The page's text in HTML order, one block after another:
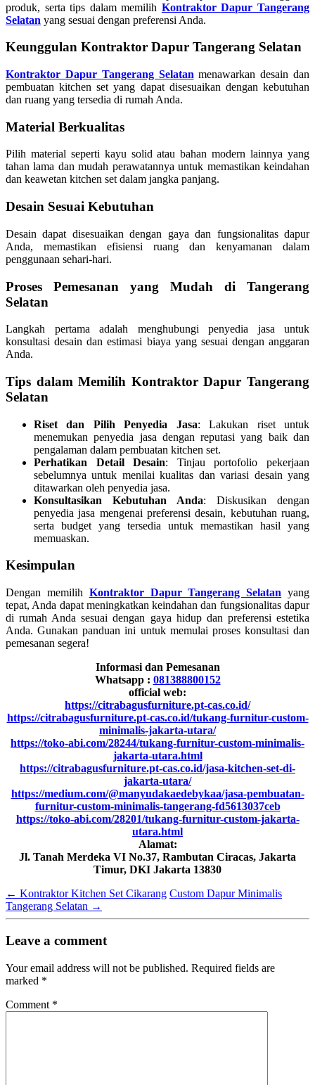
produk, serta tips dalam memilih Kontraktor Dapur Tangerang
Selatan yang sesuai dengan preferensi Anda.
Keunggulan Kontraktor Dapur Tangerang Selatan
Kontraktor Dapur Tangerang Selatan menawarkan desain dan
pembuatan kitchen set yang dapat disesuaikan dengan kebutuhan
dan ruang yang tersedia di rumah Anda.
Material Berkualitas
Pilih material seperti kayu solid atau bahan modern lainnya yang
tahan lama dan mudah perawatannya untuk memastikan keindahan
dan keawetan kitchen set dalam jangka panjang.
Desain Sesuai Kebutuhan
Desain dapat disesuaikan dengan gaya dan fungsionalitas dapur
Anda, memastikan efisiensi ruang dan kenyamanan dalam
penggunaan sehari-hari.
Proses Pemesanan yang Mudah di Tangerang
Selatan
Langkah pertama adalah menghubungi penyedia jasa untuk
konsultasi desain dan estimasi biaya yang sesuai dengan anggaran
Anda.
Tips dalam Memilih Kontraktor Dapur Tangerang
Selatan
Riset dan Pilih Penyedia Jasa: Lakukan riset untuk
menemukan penyedia jasa dengan reputasi yang baik dan
pengalaman dalam pembuatan kitchen set.
Perhatikan Detail Desain: Tinjau portofolio pekerjaan
sebelumnya untuk menilai kualitas dan variasi desain yang
ditawarkan oleh penyedia jasa.
Konsultasikan Kebutuhan Anda: Diskusikan dengan
penyedia jasa mengenai preferensi desain, kebutuhan ruang,
serta budget yang tersedia untuk memastikan hasil yang
memuaskan.
Kesimpulan
Dengan memilih Kontraktor Dapur Tangerang Selatan yang
tepat, Anda dapat meningkatkan keindahan dan fungsionalitas dapur
di rumah Anda sesuai dengan gaya hidup dan preferensi estetika
Anda. Gunakan panduan ini untuk memulai proses konsultasi dan
pemesanan segera!
Informasi dan Pemesanan
Whatsapp : 081388800152
official web:
https://citrabagusfurniture.pt-cas.co.id/
https://citrabagusfurniture.pt-cas.co.id/tukang-furnitur-custom-
minimalis-jakarta-utara/
https://toko-abi.com/28244/tukang-furnitur-custom-minimalis-
jakarta-utara.html
https://citrabagusfurniture.pt-cas.co.id/jasa-kitchen-set-di-
jakarta-utara/
https://medium.com/@manyudakaedebykaa/jasa-pembuatan-
furnitur-custom-minimalis-tangerang-fd5613037ceb
https://toko-abi.com/28201/tukang-furnitur-custom-jakarta-
utara.html
Alamat:
Jl. Tanah Merdeka VI No.37, Rambutan Ciracas, Jakarta
Timur, DKI Jakarta 13830
← Kontraktor Kitchen Set Cikarang Custom Dapur Minimalis
Tangerang Selatan →
Leave a comment
Your email address will not be published. Required fields are
marked *
Comment *